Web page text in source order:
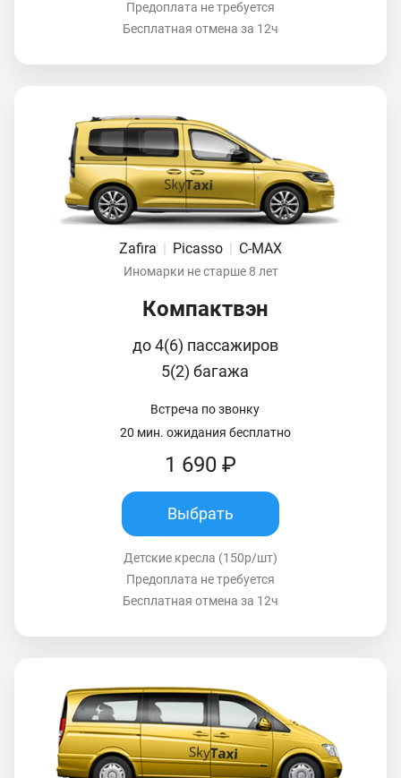
Предоплата не требуется
Бесплатная отмена за 12ч
Zafira | Picasso | C-MAX
Иномарки не старше 8 лет
Компактвэн
до 4(6) пассажиров
5(2) багажа
Встреча по звонку
20 мин. ожидания бесплатно
1 690 ₽
Выбрать
Детские кресла (150р/шт)
Предоплата не требуется
Бесплатная отмена за 12ч